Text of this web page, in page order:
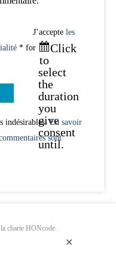
✕
J’accepte les
* for
Click
to
select
the
duration
you
give
consent
until.
indésirables.En savoir
sont
charte HONcode.